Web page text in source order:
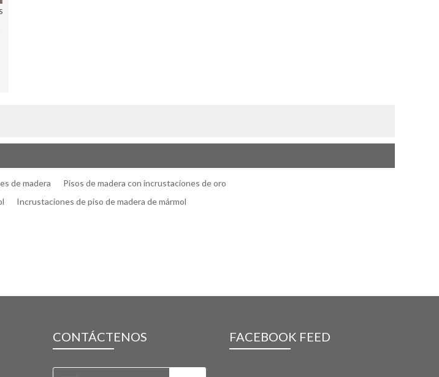
de madera
Pisos de madera con incrustaciones de oro
Incrustaciones de piso de madera de mármol
CONTÁCTENOS FACEBOOK FEED